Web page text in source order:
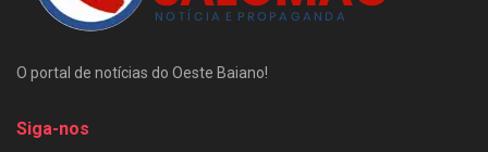
O portal de notícias do Oeste Baiano!
Siga-nos